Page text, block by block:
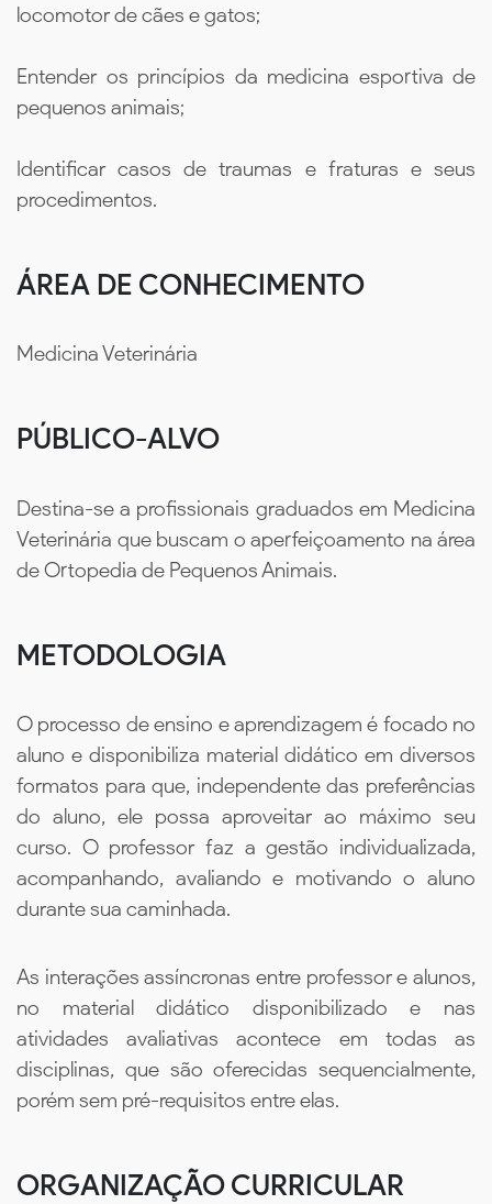
locomotor de cães e gatos;
Entender os princípios da medicina esportiva de
pequenos animais;
Identificar casos de traumas e fraturas e seus
procedimentos.
ÁREA DE CONHECIMENTO
Medicina Veterinária
PÚBLICO-ALVO
Destina-se a profissionais graduados em Medicina
Veterinária que buscam o aperfeiçoamento na área
de Ortopedia de Pequenos Animais.
METODOLOGIA
O processo de ensino e aprendizagem é focado no
aluno e disponibiliza material didático em diversos
formatos para que, independente das preferências
do aluno, ele possa aproveitar ao máximo seu
curso. O professor faz a gestão individualizada,
acompanhando, avaliando e motivando o aluno
durante sua caminhada.
As interações assíncronas entre professor e alunos,
no material didático disponibilizado e nas
atividades avaliativas acontece em todas as
disciplinas, que são oferecidas sequencialmente,
porém sem pré-requisitos entre elas.
ORGANIZAÇÃO CURRICULAR